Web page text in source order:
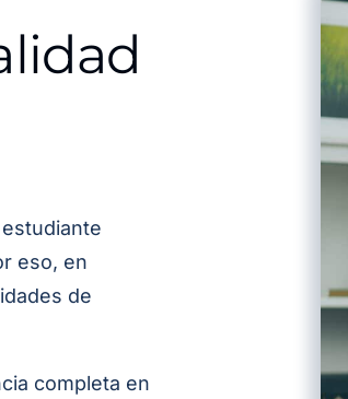
eso, en
de
completa en